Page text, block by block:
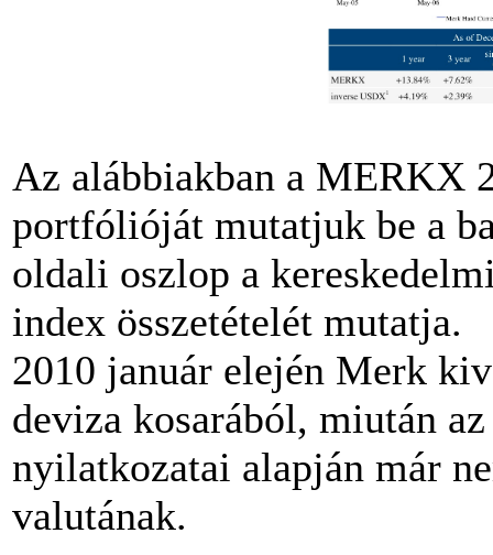
Az alábbiakban a MERKX
portfólióját mutatjuk be a
oldali oszlop a
index összetételét mutatja.
2010 január elején Merk
deviza kosarából, miután
nyilatkozatai alapján már
valutának.